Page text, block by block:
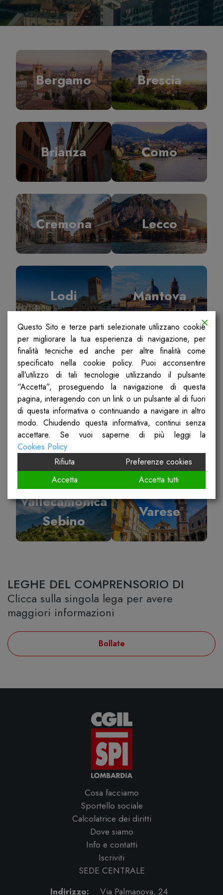
Bergamo Brescia
Brianza Como
Cremona Lecco
Lodi Mantova
Milano Pavia
Sondrio Ticino Olona
Vallecamonica
Sebino
Varese
LEGHE DEL COMPRENSORIO DI
Clicca sulla singola lega per avere
maggiori informazioni
Bollate
Cosa facciamo
Sportello sociale
Calcolatrice dei diritti
Dove siamo
Info e contatti
Iscriviti
SEDE CENTRALE
Indirizzo:
Via Palmanova, 24
Questo Sito e terze parti selezionate utilizzano cookie
per migliorare la tua esperienza di navigazione, per
finalità tecniche ed anche per altre finalità come
specificato nella cookie policy. Puoi acconsentire
all’utilizzo di tali tecnologie utilizzando il pulsante
“Accetta”, proseguendo la navigazione di questa
pagina, interagendo con un link o un pulsante al di fuori
di questa informativa o continuando a navigare in altro
modo. Chiudendo questa informativa, continui senza
accettare. Se vuoi saperne di più leggi la
Cookies Policy
Rifiuta
Preferenze cookies
Accetta
Accetta tutti